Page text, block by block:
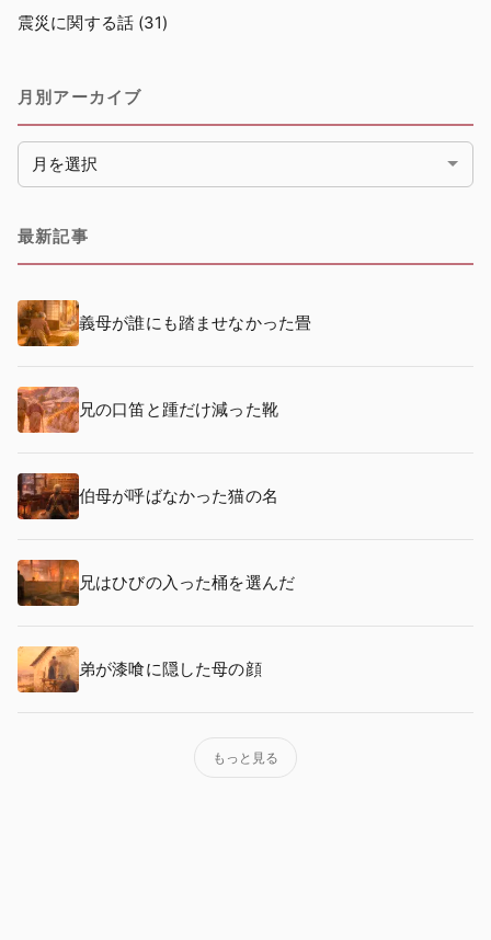
震災に関する話 (31)
月別アーカイブ
月別アーカイブ
最新記事
義母が誰にも踏ませなかった畳
兄の口笛と踵だけ減った靴
伯母が呼ばなかった猫の名
兄はひびの入った桶を選んだ
弟が漆喰に隠した母の顔
もっと見る